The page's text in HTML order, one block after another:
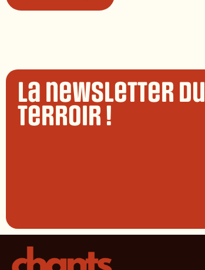
La newsletter du
terroir !